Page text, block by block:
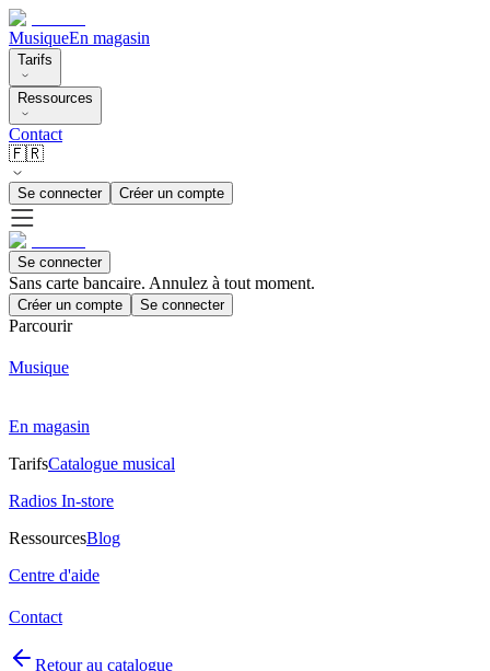
MusiqueEn magasin
Tarifs
Ressources
Contact
🇫🇷
Se connecter Créer un compte
Se connecter
Sans carte bancaire. Annulez à tout moment.
Créer un compte Se connecter
Parcourir
Musique
En magasin
TarifsCatalogue musical
Radios In-store
RessourcesBlog
Centre d'aide
Contact
Retour au catalogue